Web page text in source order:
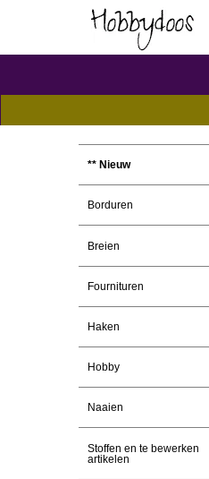
** Nieuw
Borduren
Breien
Fournituren
Haken
Hobby
Naaien
Stoffen en te bewerken
artikelen